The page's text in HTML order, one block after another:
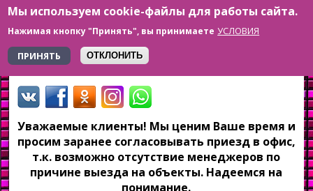
Мы используем cookie-файлы для работы сайта.
Нажимая кнопку "Принять", вы принимаете УСЛОВИЯ
ПРИНЯТЬ
ОТКЛОНИТЬ
Перейти к основному содержанию
+7 923 179-6-279
Уважаемые клиенты! Мы ценим Ваше время и
просим заранее согласовывать приезд в офис,
т.к. возможно отсутствие менеджеров по
причине выезда на объекты. Надеемся на
понимание.